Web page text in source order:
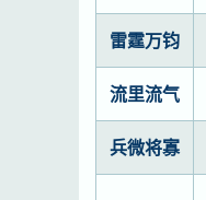
雷霆万钧
流里流气
兵微将寡